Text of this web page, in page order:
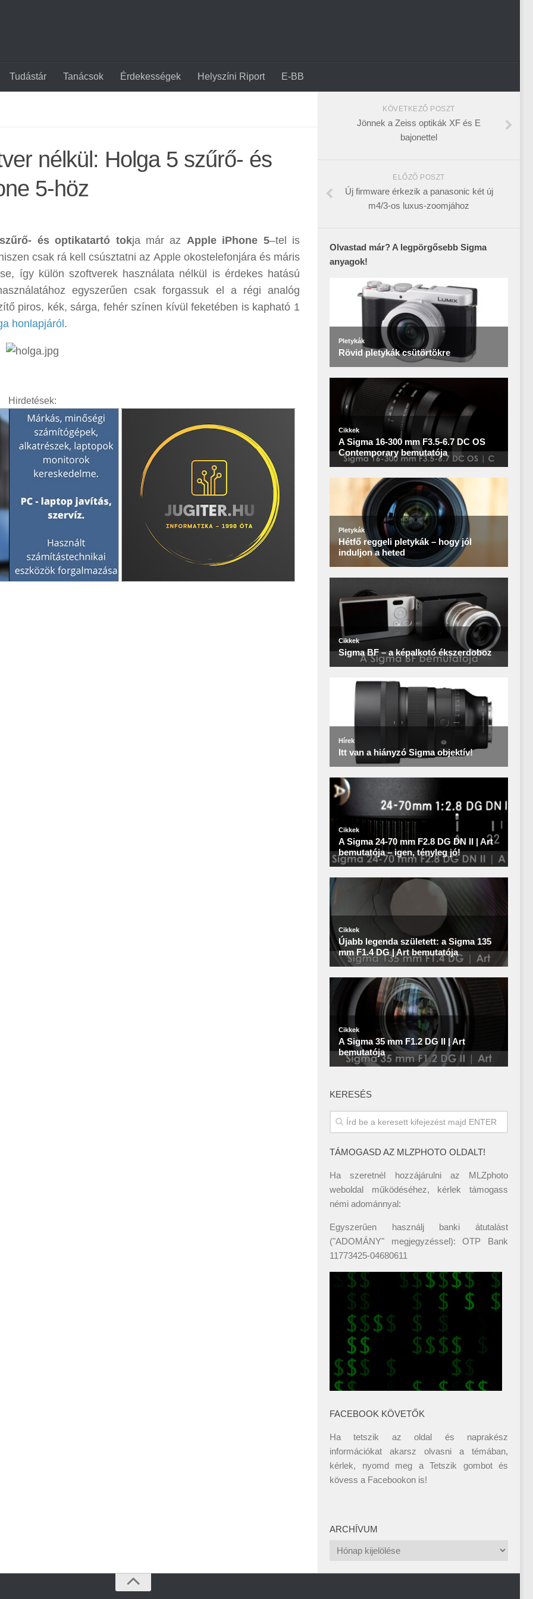
Tudástár Tanácsok Érdekességek Helyszíni Riport E-BB
nélkül: Holga 5 szűrő- és
5-höz
és optikatartó tokja már az Apple iPhone 5–tel is
csak rá kell csúsztatni az Apple okostelefonjára és máris
így külön szoftverek használata nélkül is érdekes hatású
egyszerűen csak forgassuk el a régi analóg
piros, kék, sárga, fehér színen kívül feketében is kapható 1
honlapjáról .
Hirdetések:
KÖVETKEZŐ POSZT
Jönnek a Zeiss optikák XF és E
bajonettel
ELŐZŐ POSZT
Új firmware érkezik a panasonic két új
m4/3-os luxus-zoomjához
Olvastad már? A legpörgősebb Sigma
anyagok!
KERESÉS
TÁMOGASD AZ MLZPHOTO OLDALT!
Ha szeretnél hozzájárulni az MLZphoto
weboldal működéséhez, kérlek támogass
némi adománnyal:
Egyszerűen használj banki átutalást
("ADOMÁNY" megjegyzéssel): OTP Bank
11773425-04680611
FACEBOOK KÖVETŐK
Ha tetszik az oldal és naprakész
információkat akarsz olvasni a témában,
kérlek, nyomd meg a Tetszik gombot és
kövess a Facebookon is!
ARCHÍVUM
Archívum